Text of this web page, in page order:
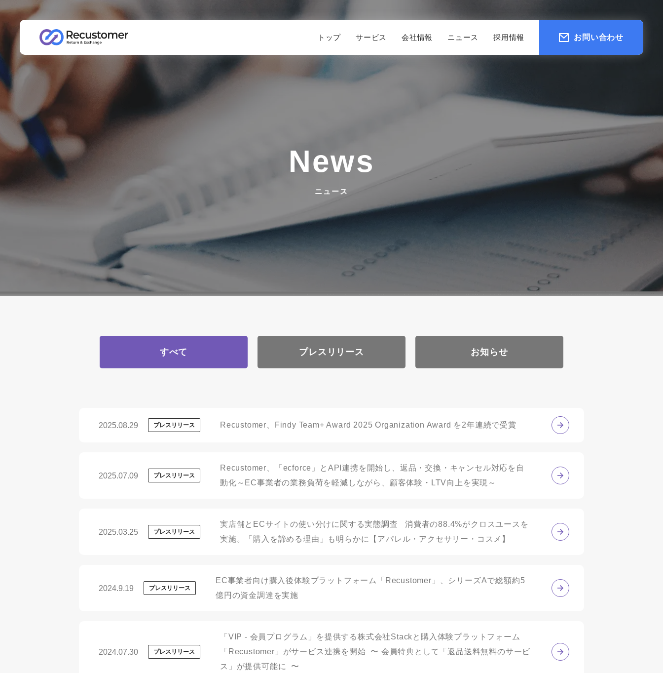
トップ サービス 会社情報 ニュース 採用情報 お問い合わせ
News
ニュース
すべて プレスリリース お知らせ
2025.08.29 プレスリリース Recustomer、Findy Team+ Award 2025 Organization Award を2年連続で受賞
2025.07.09 プレスリリース
Recustomer、「ecforce」とAPI連携を開始し、返品・交換・キャンセル対応を自
動化～EC事業者の業務負荷を軽減しながら、顧客体験・LTV向上を実現～
2025.03.25 プレスリリース
実店舗とECサイトの使い分けに関する実態調査 消費者の88.4%がクロスユースを
実施。「購入を諦める理由」も明らかに【アパレル・アクセサリー・コスメ】
2024.9.19 プレスリリース
EC事業者向け購入後体験プラットフォーム「Recustomer」、シリーズAで総額約5
億円の資金調達を実施
2024.07.30 プレスリリース
「VIP - 会員プログラム」を提供する株式会社Stackと購入体験プラットフォーム
「Recustomer」がサービス連携を開始 〜 会員特典として「返品送料無料のサービ
ス」が提供可能に 〜